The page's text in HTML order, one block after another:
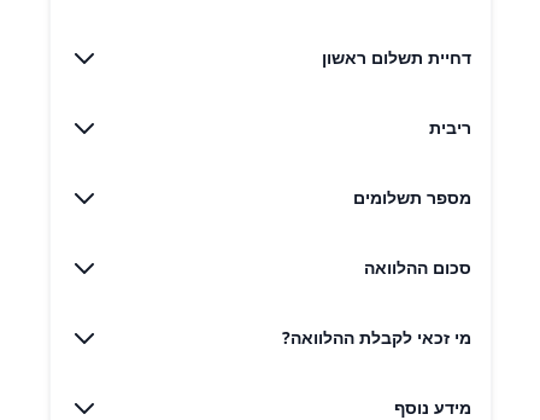
דחיית תשלום ראשון
ריבית
מספר תשלומים
סכום ההלוואה
מי זכאי לקבלת ההלוואה?
מידע נוסף